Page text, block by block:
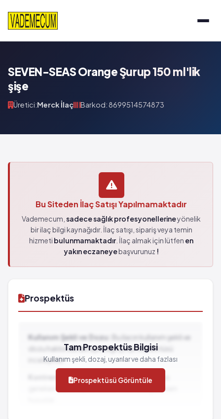
SEVEN-SEAS Orange Şurup 150 ml'lik
şişe
Üretici:Merck İlaç Barkod: 8699514574873
Bu Siteden İlaç Satışı Yapılmamaktadır
Vademecum, sadece sağlık profesyonellerineyönelik
bir ilaç bilgi kaynağıdır. İlaç satışı, sipariş veya temin
hizmeti bulunmamaktadır. İlaç almak için lütfen en
yakın eczaneyebaşvurunuz !
Prospektüs
Kullanım Şekli ve Dozu:
Bu ilacın kullanım şekli ve
dozu hakkında detaylı bilgi için prospektüsü
inceleyiniz.
Kontrendikasyonlar:İlacın kullanılmaması
gereken durumlar ve dikkat edilmesi gereken
Tam Prospektüs Bilgisi
Kullanım şekli, dozaj, uyarılar ve daha fazlası
Prospektüsü Görüntüle